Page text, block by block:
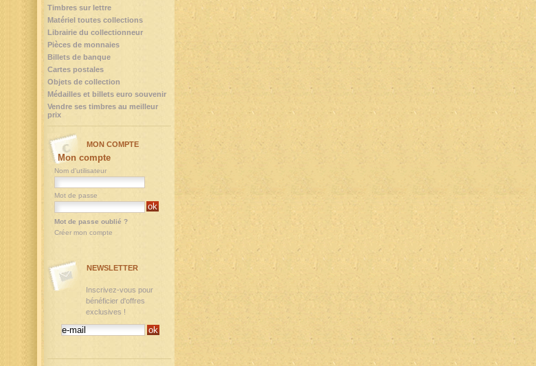
Timbres sur lettre
Matériel toutes collections
Librairie du collectionneur
Pièces de monnaies
Billets de banque
Cartes postales
Objets de collection
Médailles et billets euro souvenir
Vendre ses timbres au meilleur
prix
MON COMPTE
Mon compte
Nom d'utilisateur
Mot de passe
Mot de passe oublié ?
Créer mon compte
NEWSLETTER
Inscrivez-vous pour
bénéficier d'offres
exclusives !